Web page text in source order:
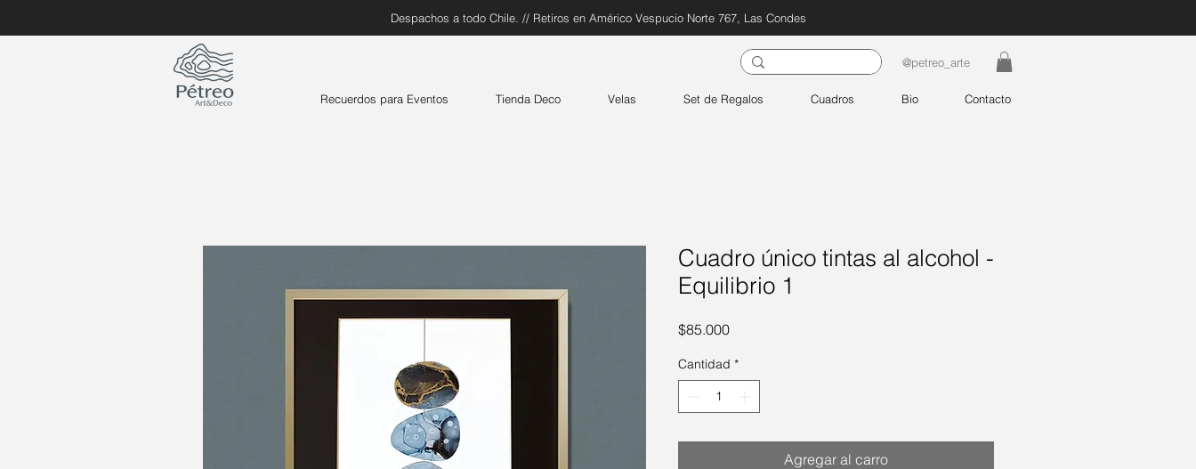
Despachos a todo Chile. // Retiros en Américo Vespucio Norte 767, Las Condes
@petreo_arte
Recuerdos para Eventos Tienda Deco Velas Set de Regalos Cuadros Bio Contacto
Cuadro único tintas al alcohol -
Equilibrio 1
$85.000Precio
Cantidad *
Agregar al carro